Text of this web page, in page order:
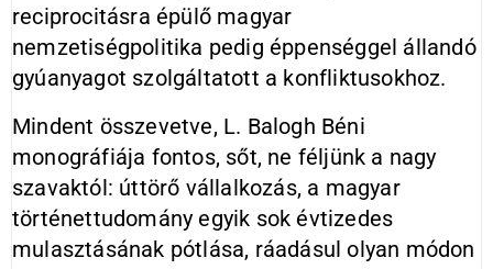
reciprocitásra épülő magyar
nemzetiségpolitika pedig éppenséggel állandó
gyúanyagot szolgáltatott a konfliktusokhoz.
Mindent összevetve, L. Balogh Béni
monográfiája fontos, sőt, ne féljünk a nagy
szavaktól: úttörő vállalkozás, a magyar
történettudomány egyik sok évtizedes
mulasztásának pótlása, ráadásul olyan módon